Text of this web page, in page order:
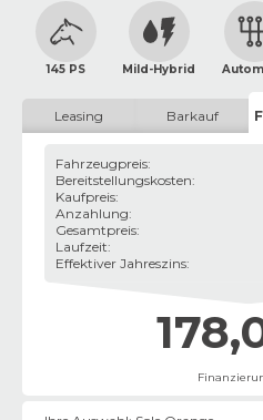
145 PS Mild-Hybrid
Leasing Barkauf
Fahrzeugpreis:
Bereitstellungskosten:
Kaufpreis:
Anzahlung:
Gesamtpreis:
Laufzeit:
Effektiver Jahreszins: